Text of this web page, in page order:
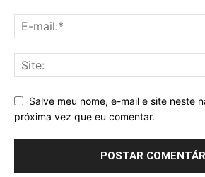
Salve meu nome, e-mail e site neste
próxima vez que eu comentar.